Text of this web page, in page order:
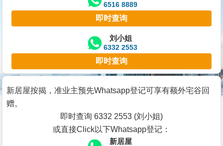
业
主
宅
谷
按
6516 8889
即时查询
刘小姐
6332 2553
即时查询
新居屋按揭，准业主预先Whatsapp登记可享有额外宅谷回
赠。
即时查询 6332 2553 (刘小姐)
或直接Click以下Whatsapp登记：
新居屋